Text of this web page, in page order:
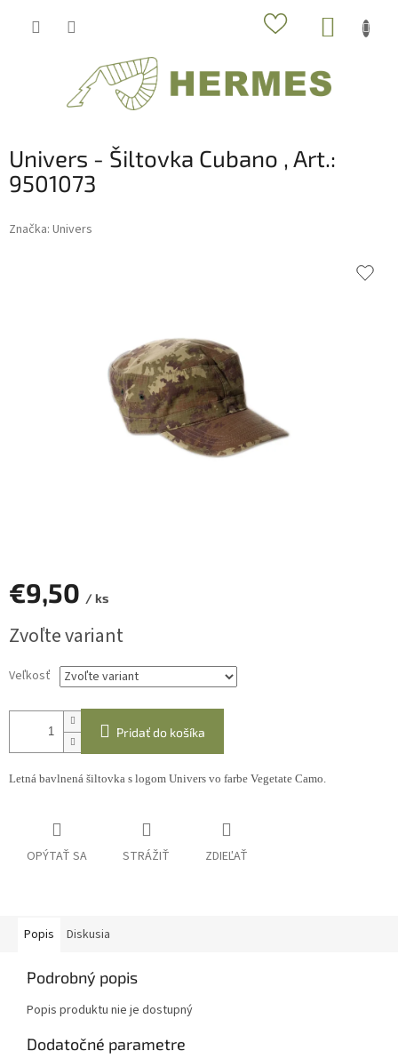
Univers - Šiltovka Cubano , Art.:
9501073
Značka: Univers
€9,50 / ks
cena:
Zvoľte variant
Veľkosť
Pridať do košíka
Letná bavlnená šiltovka s logom Univers vo farbe Vegetate Camo.
OPÝTAŤ SA STRÁŽIŤ ZDIEĽAŤ
Popis Diskusia
Podrobný popis
Popis produktu nie je dostupný
Dodatočné parametre